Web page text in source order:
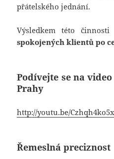
přátelského jednání.
Výsledkem této
spokojených klientů po
Podívejte se na
Prahy
http://youtu.be/
Řemeslná preciznost